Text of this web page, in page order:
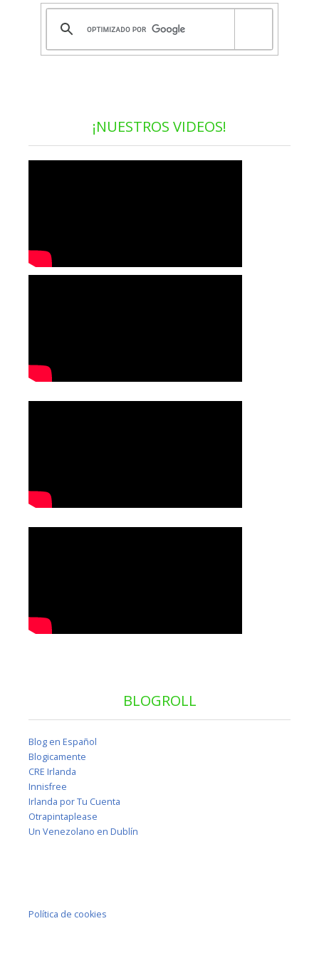
¡NUESTROS VIDEOS!
BLOGROLL
Blog en Español
Blogicamente
CRE Irlanda
Innisfree
Irlanda por Tu Cuenta
Otrapintaplease
Un Venezolano en Dublín
Política de cookies